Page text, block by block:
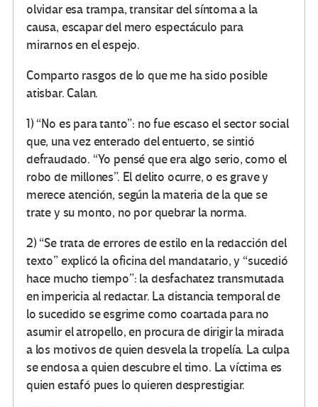
olvidar esa trampa, transitar del síntoma a la
causa, escapar del mero espectáculo para
mirarnos en el espejo.
Comparto rasgos de lo que me ha sido posible
atisbar. Calan.
1) “No es para tanto”: no fue escaso el sector social
que, una vez enterado del entuerto, se sintió
defraudado. “Yo pensé que era algo serio, como el
robo de millones”. El delito ocurre, o es grave y
merece atención, según la materia de la que se
trate y su monto, no por quebrar la norma.
2) “Se trata de errores de estilo en la redacción del
texto” explicó la oficina del mandatario, y “sucedió
hace mucho tiempo”: la desfachatez transmutada
en impericia al redactar. La distancia temporal de
lo sucedido se esgrime como coartada para no
asumir el atropello, en procura de dirigir la mirada
a los motivos de quien desvela la tropelía. La culpa
se endosa a quien descubre el timo. La víctima es
quien estafó pues lo quieren desprestigiar.